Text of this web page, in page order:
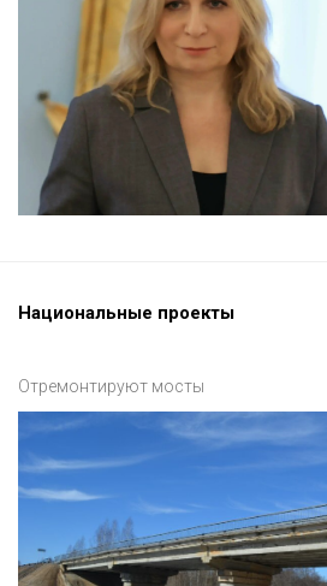
Национальные проекты
Отремонтируют мосты